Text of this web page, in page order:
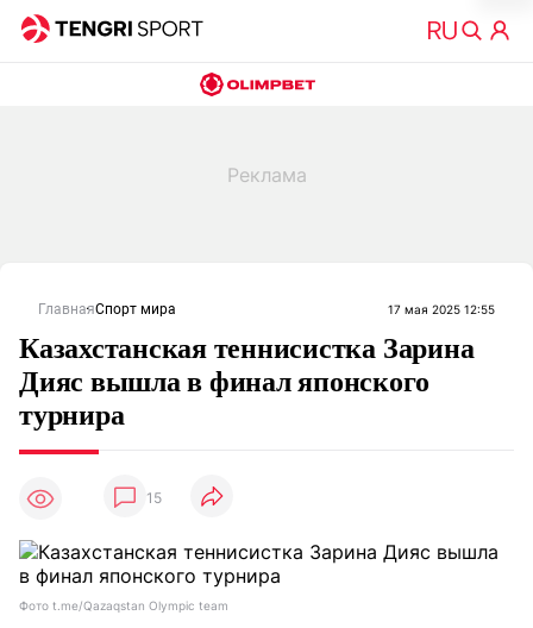
ГлавнаяСпорт мира 17 мая 2025 12:55
Казахстанская теннисистка Зарина
Дияс вышла в финал японского
турнира
15
Фото t.me/Qazaqstan Olympic team